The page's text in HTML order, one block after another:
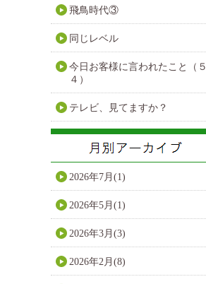
飛鳥時代③
同じレベル
今日お客様に言われたこと（５
４）
テレビ、見てますか？
2026年7月(1)
2026年5月(1)
2026年3月(3)
2026年2月(8)